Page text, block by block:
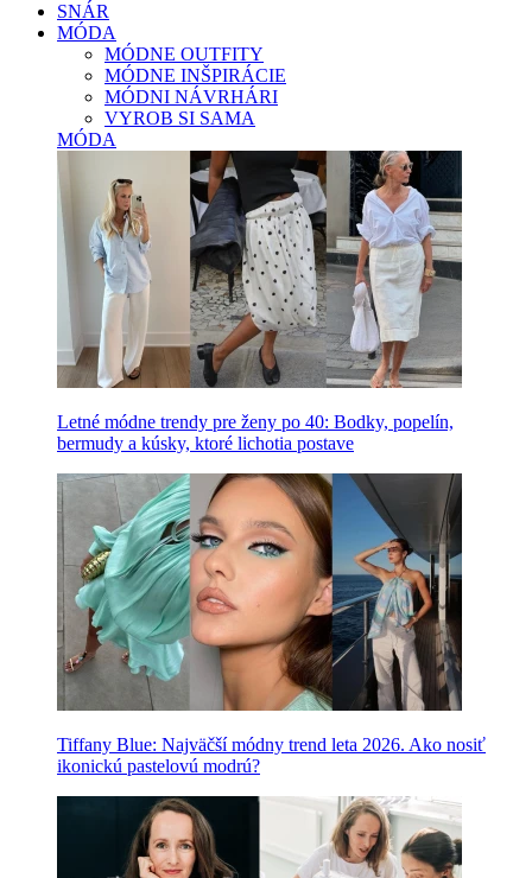
SNÁR
MÓDA
MÓDNE OUTFITY
MÓDNE INŠPIRÁCIE
MÓDNI NÁVRHÁRI
VYROB SI SAMA
MÓDA
Letné módne trendy pre ženy po 40: Bodky, popelín,
bermudy a kúsky, ktoré lichotia postave
Tiffany Blue: Najväčší módny trend leta 2026. Ako nosiť
ikonickú pastelovú modrú?